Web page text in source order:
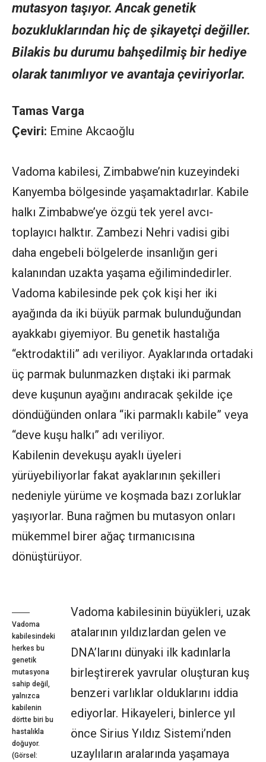
mutasyon taşıyor. Ancak genetik
bozukluklarından hiç de şikayetçi değiller.
Bilakis bu durumu bahşedilmiş bir hediye
olarak tanımlıyor ve avantaja çeviriyorlar.
Tamas Varga
Çeviri: Emine Akcaoğlu
Vadoma kabilesi, Zimbabwe’nin kuzeyindeki
Kanyemba bölgesinde yaşamaktadırlar. Kabile
halkı Zimbabwe’ye özgü tek yerel avcı-
toplayıcı halktır. Zambezi Nehri vadisi gibi
daha engebeli bölgelerde insanlığın geri
kalanından uzakta yaşama eğilimindedirler.
Vadoma kabilesinde pek çok kişi her iki
ayağında da iki büyük parmak bulunduğundan
ayakkabı giyemiyor. Bu genetik hastalığa
“ektrodaktili” adı veriliyor. Ayaklarında ortadaki
üç parmak bulunmazken dıştaki iki parmak
deve kuşunun ayağını andıracak şekilde içe
döndüğünden onlara “iki parmaklı kabile” veya
“deve kuşu halkı” adı veriliyor.
Kabilenin devekuşu ayaklı üyeleri
yürüyebiliyorlar fakat ayaklarının şekilleri
nedeniyle yürüme ve koşmada bazı zorluklar
yaşıyorlar. Buna rağmen bu mutasyon onları
mükemmel birer ağaç tırmanıcısına
dönüştürüyor.
Vadoma
kabilesindeki
herkes bu
genetik
mutasyona
sahip değil,
yalnızca
kabilenin
dörtte biri bu
hastalıkla
doğuyor.
(Görsel:
Vadoma kabilesinin büyükleri, uzak
atalarının yıldızlardan gelen ve
DNA’larını dünyaki ilk kadınlarla
birleştirerek yavrular oluşturan kuş
benzeri varlıklar olduklarını iddia
ediyorlar. Hikayeleri, binlerce yıl
önce Sirius Yıldız Sistemi’nden
uzaylıların aralarında yaşamaya